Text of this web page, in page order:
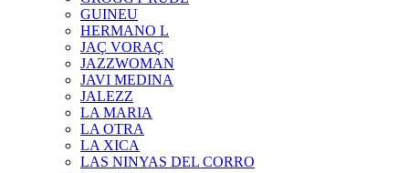
GUINEU
HERMANO L
JAÇ VORAÇ
JAZZWOMAN
JAVI MEDINA
JALEZZ
LA MARIA
LA OTRA
LA XICA
LAS NINYAS DEL CORRO